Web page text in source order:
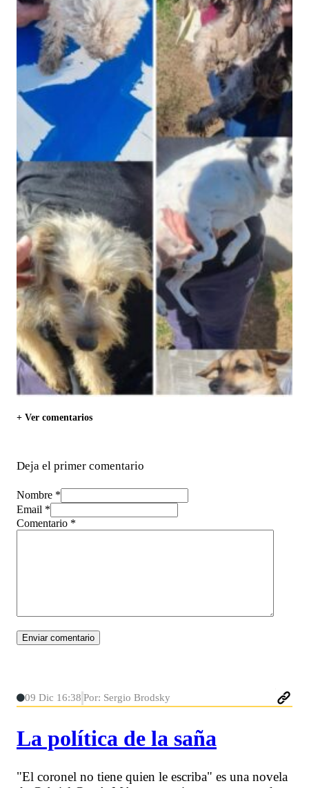
+ Ver comentarios
Deja el primer comentario
Nombre *
Email *
Comentario *
09 Dic 16:38 Por: Sergio Brodsky
La política de la saña
"El coronel no tiene quien le escriba" es una novela